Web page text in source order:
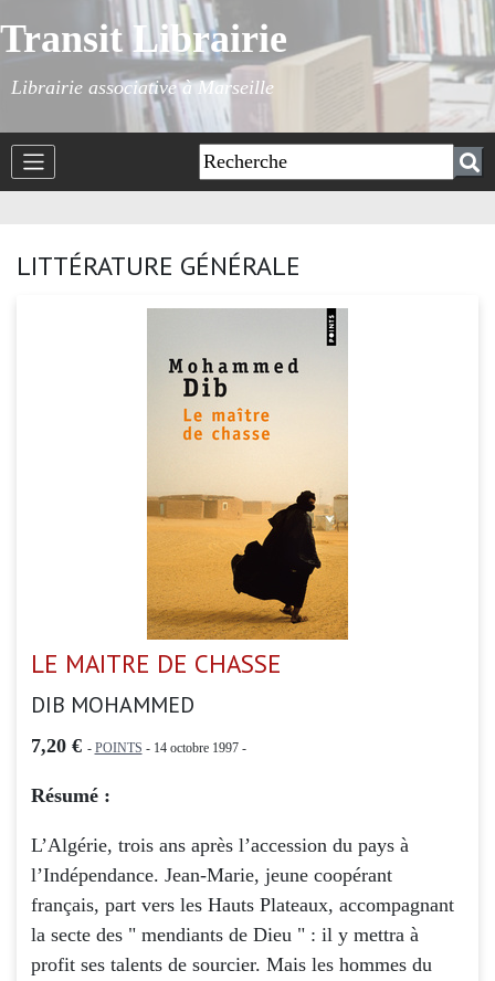
Transit Librairie
Librairie associative à Marseille
LITTÉRATURE GÉNÉRALE
LE MAITRE DE CHASSE
DIB MOHAMMED
7,20 € - POINTS - 14 octobre 1997 -
Résumé :
L’Algérie, trois ans après l’accession du pays à
l’Indépendance. Jean-Marie, jeune coopérant
français, part vers les Hauts Plateaux, accompagnant
la secte des " mendiants de Dieu " : il y mettra à
profit ses talents de sourcier. Mais les hommes du